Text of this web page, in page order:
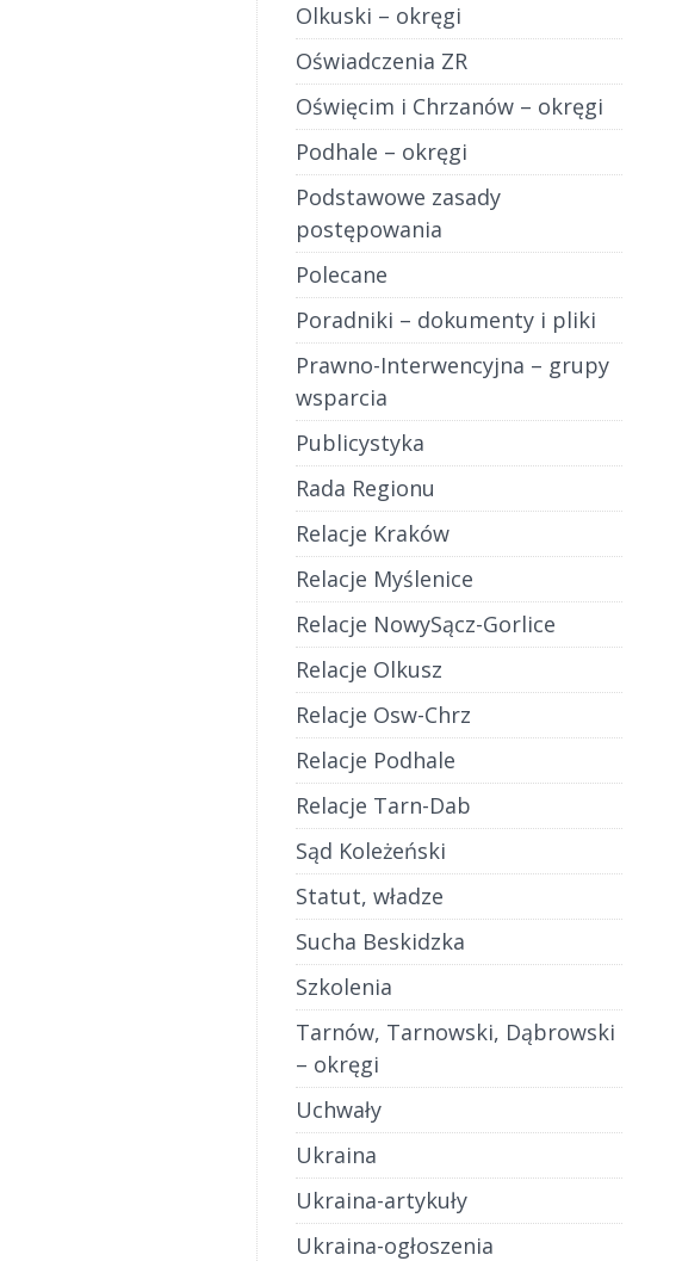
Olkuski – okręgi
Oświadczenia ZR
Oświęcim i Chrzanów – okręgi
Podhale – okręgi
Podstawowe zasady
postępowania
Polecane
Poradniki – dokumenty i pliki
Prawno-Interwencyjna – grupy
wsparcia
Publicystyka
Rada Regionu
Relacje Kraków
Relacje Myślenice
Relacje NowySącz-Gorlice
Relacje Olkusz
Relacje Osw-Chrz
Relacje Podhale
Relacje Tarn-Dab
Sąd Koleżeński
Statut, władze
Sucha Beskidzka
Szkolenia
Tarnów, Tarnowski, Dąbrowski
– okręgi
Uchwały
Ukraina
Ukraina-artykuły
Ukraina-ogłoszenia